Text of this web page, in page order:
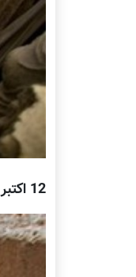
12 اکتبر 2010/کاوش در اطراف معدن مس عینک/ عکس از اسوشیتد پرس